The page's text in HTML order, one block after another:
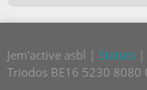
Jem'active asbl | Statuts|
Triodos BE16 5230 8080